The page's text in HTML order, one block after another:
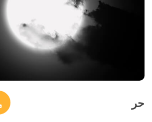
حر